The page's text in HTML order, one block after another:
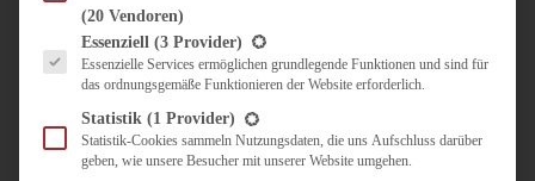
UNTERWEGS
KULINARISCH UNTERWEGS
ÜBER MICH
(20 Vendoren)
Es folgt eine Liste der Service-Gruppen, für die eine Einwilligung erteilt werden
Essenziell (3 Provider)
Essenzielle Services ermöglichen grundlegende Funktionen und sind für
das ordnungsgemäße Funktionieren der Website erforderlich.
Statistik (1 Provider)
Statistik-Cookies sammeln Nutzungsdaten, die uns Aufschluss darüber
geben, wie unsere Besucher mit unserer Website umgehen.